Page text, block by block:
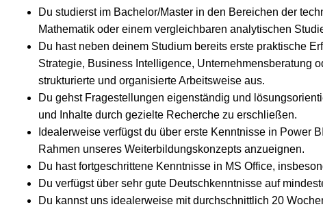
Du studierst im Bachelor/Master in den Bereichen der
Mathematik oder einem vergleichbaren analytischen
Du hast neben deinem Studium bereits erste praktische
Strategie, Business Intelligence, Unternehmensberatung
strukturierte und organisierte Arbeitsweise aus.
Du gehst Fragestellungen eigenständig und
und Inhalte durch gezielte Recherche zu erschließen.
Idealerweise verfügst du über erste Kenntnisse in Power
Rahmen unseres Weiterbildungskonzepts anzueignen.
Du hast fortgeschrittene Kenntnisse in MS Office,
Du verfügst über sehr gute Deutschkenntnisse auf
Du kannst uns idealerweise mit durchschnittlich 20